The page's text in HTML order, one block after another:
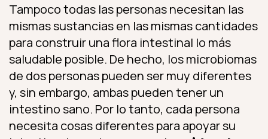
Tampoco todas las personas necesitan las
mismas sustancias en las mismas cantidades
para construir una flora intestinal lo más
saludable posible. De hecho, los microbiomas
de dos personas pueden ser muy diferentes
y, sin embargo, ambas pueden tener un
intestino sano. Por lo tanto, cada persona
necesita cosas diferentes para apoyar su